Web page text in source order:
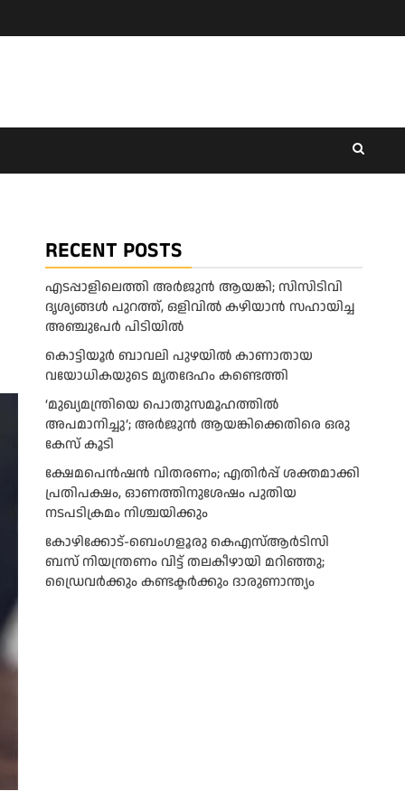
RECENT POSTS
എടപ്പാളിലെത്തി അർജുൻ ആയങ്കി; സിസിടിവി
ദൃശ്യങ്ങൾ പുറത്ത്, ഒളിവിൽ കഴിയാൻ സഹായിച്ച
അഞ്ചുപേർ പിടിയിൽ
കൊട്ടിയൂർ ബാവലി പുഴയിൽ കാണാതായ
വയോധികയുടെ മൃതദേഹം കണ്ടെത്തി
‘മുഖ്യമന്ത്രിയെ പൊതുസമൂഹത്തിൽ
അപമാനിച്ചു’; അർജുൻ ആയങ്കിക്കെതിരെ ഒരു
കേസ് കൂടി
ക്ഷേമപെൻഷൻ വിതരണം; എതിർപ്പ് ശക്തമാക്കി
പ്രതിപക്ഷം, ഓണത്തിനുശേഷം പുതിയ
നടപടിക്രമം നിശ്ചയിക്കും
കോഴിക്കോട്-ബെംഗളൂരു കെഎസ്ആര്‍ടിസി
ബസ് നിയന്ത്രണം വിട്ട് തലകീഴായി മറിഞ്ഞു;
ഡ്രെെവർക്കും കണ്ടക്ടർക്കും ദാരുണാന്ത്യം